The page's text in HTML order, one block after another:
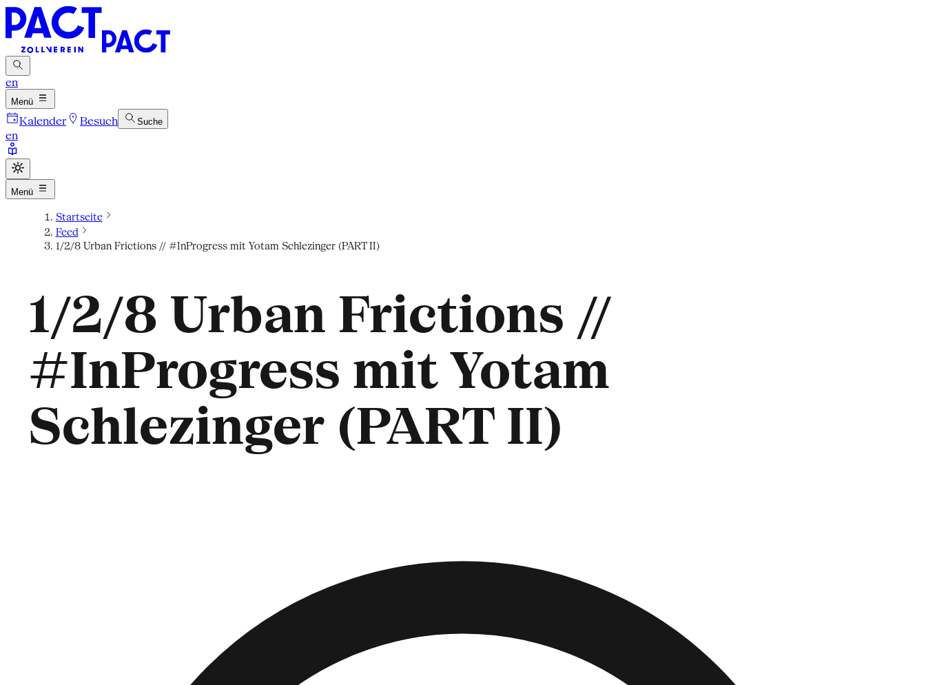
en
Menü
Kalender Besuch Suche
en
Menü
Startseite
Feed
1/2/8 Urban Frictions // #InProgress mit Yotam Schlezinger (PART II)
1/2/8 Urban Frictions //
#InProgress mit Yotam
Schlezinger (PART II)